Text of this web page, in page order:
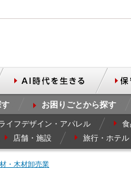
お困りごとから探す
イフデザイン・アパレル 食
店舗・施設 旅行・ホテル
・木材卸売業